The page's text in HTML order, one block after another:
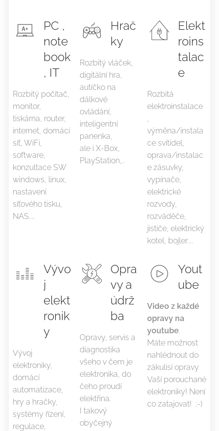
PC ,
note
book
, IT
Rozbitý počítač,
monitor,
tiskárna, router,
internet, domácí
síť, WiFi,
software,
konzultace SW
windows, linux,
nastavení
síťového tisku,
NAS....
Hrač
ky
Rozbitý vláček,
digitální hra,
autíčko na
dálkové
ovládání,
inteligentní
panenka,
ale i X-Box,
PlayStation,..
Elekt
roins
talac
e
Rozbitá
elektroinstalace
,
výměna/instala
ce svítidel,
oprava/instalac
e zásuvky,
vypínače,
elektrické
rozvody,
rozváděče,
jističe, elektrický
kotel, bojler....
Vývo
j
elekt
ronik
y
Vývoj
elektroniky,
domácí
automatizace,
hry a hračky,
systémy řízení,
regulace,
Opra
vy a
údrž
ba
Opravy, servis a
diagnostika
všeho v čem je
elektronika, do
čeho proudí
elektřina.
I takový
obyčejný
Yout
ube
Video z každé
opravy na
youtube.
Máte možnost
nahlédnout do
zákulisí opravy
Vaší porouchané
elektroniky! Není
co zatajovat! ;-)